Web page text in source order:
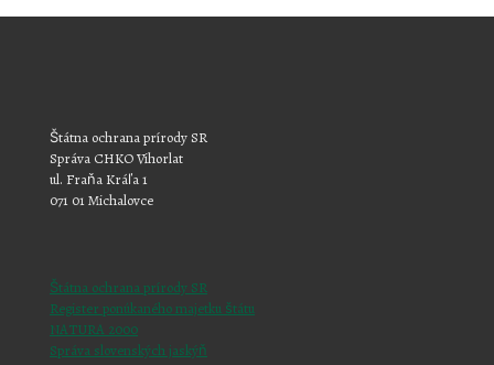
Štátna ochrana prírody SR
Správa CHKO Vihorlat
ul. Fraňa Kráľa 1
071 01 Michalovce
Štátna ochrana prírody SR
Register ponúkaného majetku štátu
NATURA 2000
Správa slovenských jaskýň